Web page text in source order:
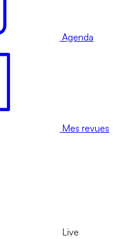
Agenda
Mes revues
Live